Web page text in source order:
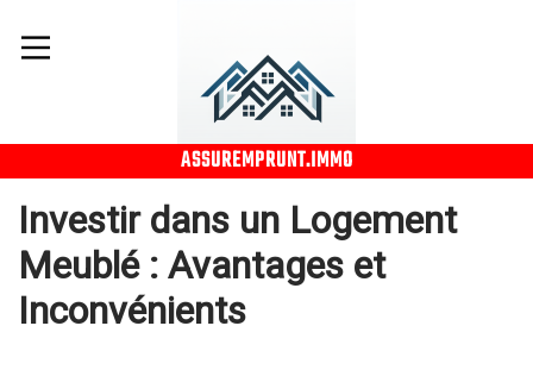
ASSUREMPRUNT.IMMO
Investir dans un Logement
Meublé : Avantages et
Inconvénients